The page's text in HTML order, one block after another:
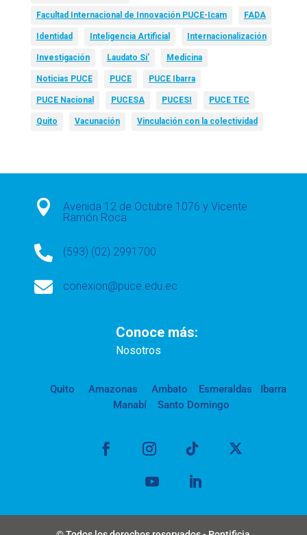
Facultad Internacional de Innovación PUCE-Icam FADA
Identidad Inteligencia Artificial Internacionalización
Investigación Laudato Si’ Medicina
Noticias PUCE PUCE PUCE Ibarra
PUCE Nacional PUCESA PUCESI PUCE TEC
Quito Vacunación Vinculación con la colectividad

Avenida 12 de Octubre 1076 y Vicente
Ramón Roca
 (593) (02) 2991700
 conexion@puce.edu.ec
Conoce más:
Nosotros
Quito Amazonas Ambato Esmeraldas
Ibarra
Manabí
Santo Domingo